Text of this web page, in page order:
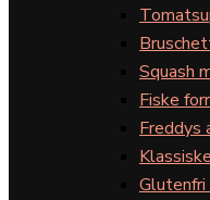
Squash
Fiske